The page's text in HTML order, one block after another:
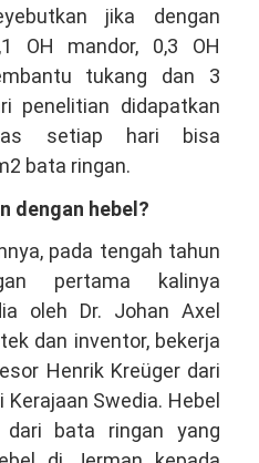
jika dengan
OH mandor, 0,3 OH
tukang dan 3
penelitian didapatkan
setiap hari bisa
bata ringan.
dengan hebel?
pada tengah tahun
pertama kalinya
oleh Dr. Johan Axel
dan inventor, bekerja
Henrik Kreüger dari
Swedia. Hebel
bata ringan yang